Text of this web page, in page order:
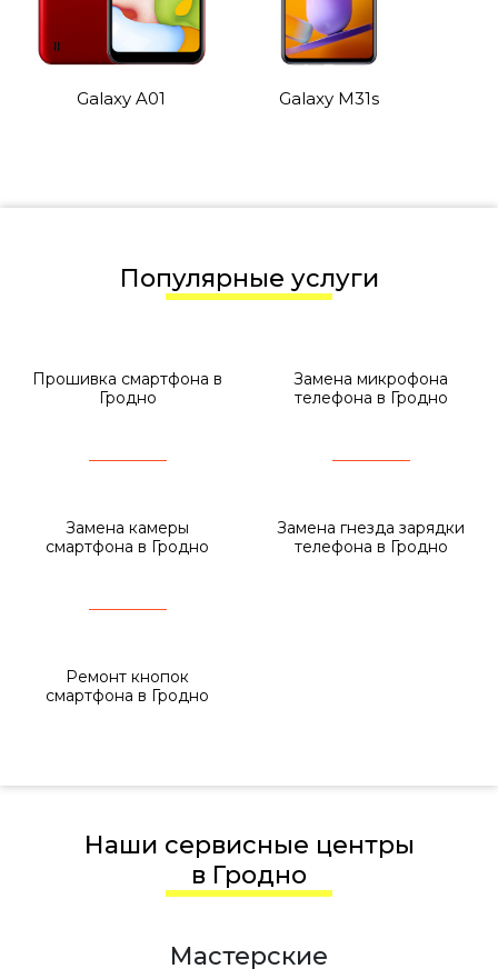
Galaxy A01 Galaxy M31s
Популярные услуги
Прошивка смартфона в
Гродно
Замена микрофона
телефона в Гродно
Замена камеры
смартфона в Гродно
Замена гнезда зарядки
телефона в Гродно
Ремонт кнопок
смартфона в Гродно
Наши сервисные центры
в Гродно
Мастерские